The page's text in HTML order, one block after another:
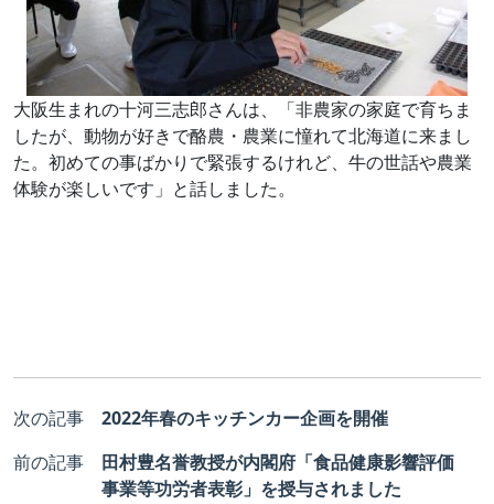
大阪生まれの十河三志郎さんは、「非農家の家庭で育ちま
したが、動物が好きで酪農・農業に憧れて北海道に来まし
た。初めての事ばかりで緊張するけれど、牛の世話や農業
体験が楽しいです」と話しました。
次の記事
2022年春のキッチンカー企画を開催
前の記事
田村豊名誉教授が内閣府「食品健康影響評価
事業等功労者表彰」を授与されました